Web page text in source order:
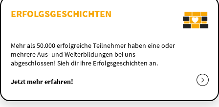
ERFOLGSGESCHICHTEN
Mehr als 50.000 erfolgreiche Teilnehmer haben eine oder
mehrere Aus- und Weiterbildungen bei uns
abgeschlossen! Sieh dir ihre Erfolgsgeschichten an.
Jetzt mehr erfahren!